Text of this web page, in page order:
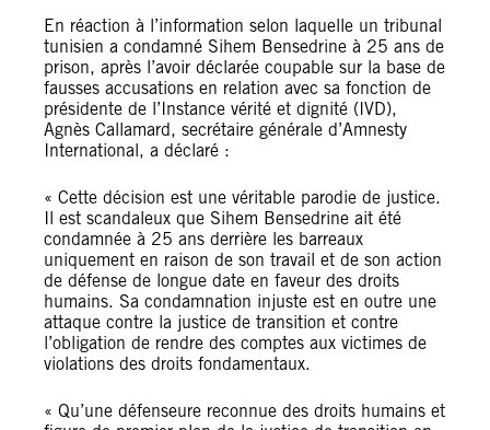
En réaction à l’information selon laquelle un tribunal
tunisien a condamné Sihem Bensedrine à 25 ans de
prison, après l’avoir déclarée coupable sur la base de
fausses accusations en relation avec sa fonction de
présidente de l’Instance vérité et dignité (IVD),
Agnès Callamard, secrétaire générale d’Amnesty
International, a déclaré :
« Cette décision est une véritable parodie de justice.
Il est scandaleux que Sihem Bensedrine ait été
condamnée à 25 ans derrière les barreaux
uniquement en raison de son travail et de son action
de défense de longue date en faveur des droits
humains. Sa condamnation injuste est en outre une
attaque contre la justice de transition et contre
l’obligation de rendre des comptes aux victimes de
violations des droits fondamentaux.
« Qu’une défenseure reconnue des droits humains et